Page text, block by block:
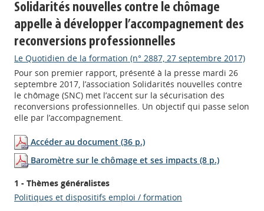
Solidarités nouvelles contre le chômage
appelle à développer l’accompagnement des
reconversions professionnelles
Le Quotidien de la formation (n° 2887, 27 septembre 2017)
Pour son premier rapport, présenté à la presse mardi 26
septembre 2017, l’association Solidarités nouvelles contre
le chômage (SNC) met l’accent sur la sécurisation des
reconversions professionnelles. Un objectif qui passe selon
elle par l’accompagnement.
Accéder au document (36 p.)
Baromètre sur le chômage et ses impacts (8 p.)
1 - Thèmes généralistes
Politiques et dispositifs emploi / formation